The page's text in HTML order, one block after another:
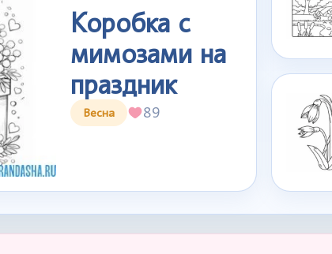
Коробка с
мимозами на
праздник
Весна 89